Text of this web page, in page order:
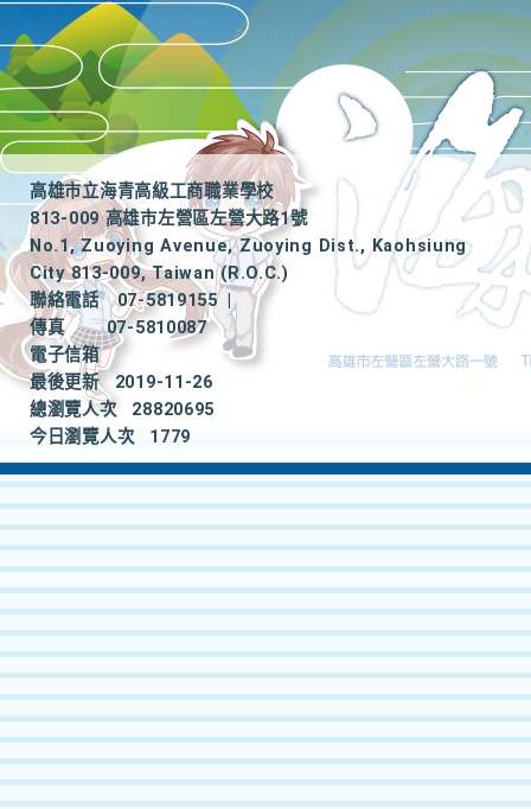
高雄市立海青高級工商職業學校
813-009 高雄市左營區左營大路1號
No.1, Zuoying Avenue, Zuoying Dist., Kaohsiung
City 813-009, Taiwan (R.O.C.)
聯絡電話
07-5819155
|
傳真
07-5810087
電子信箱
最後更新
2019-11-26
總瀏覽人次
28820695
今日瀏覽人次
1779